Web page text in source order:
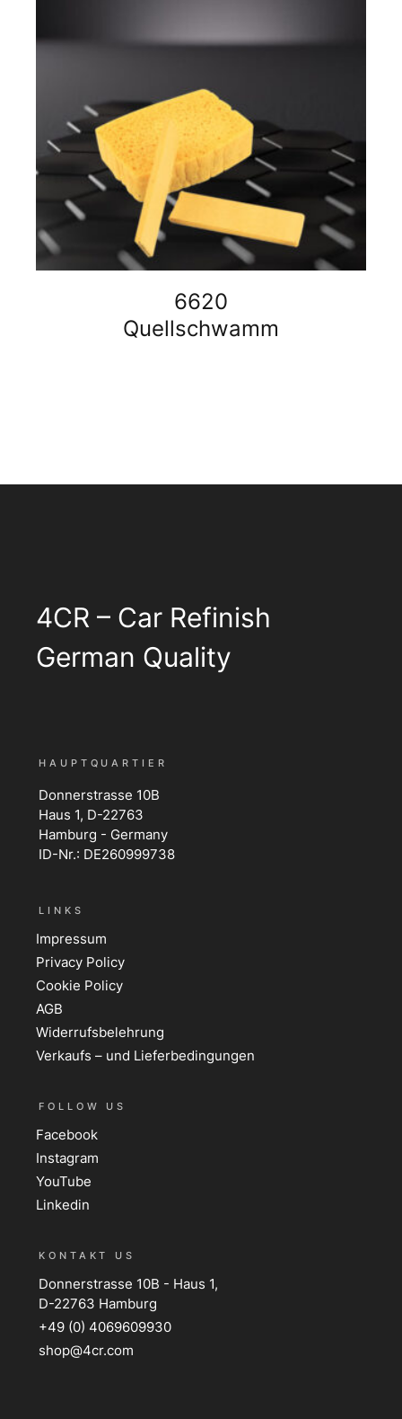
6620
Quellschwamm
4CR – Car Refinish
German Quality
HAUPTQUARTIER
Donnerstrasse 10B
Haus 1, D-22763
Hamburg - Germany
ID-Nr.: DE260999738
LINKS
Impressum
Privacy Policy
Cookie Policy
AGB
Widerrufsbelehrung
Verkaufs – und Lieferbedingungen
FOLLOW US
Facebook
Instagram
YouTube
Linkedin
KONTAKT US
Donnerstrasse 10B - Haus 1,
D-22763 Hamburg
+49 (0) 4069609930
shop@4cr.com